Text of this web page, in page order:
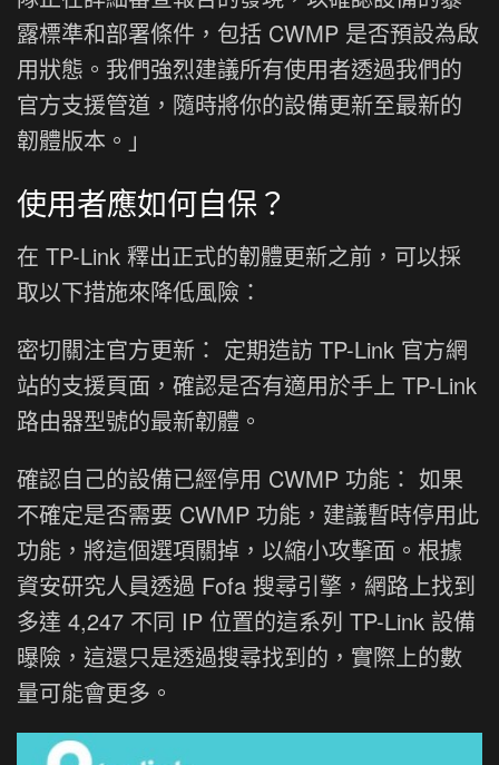
露標準和部署條件，包括 CWMP 是否預設為啟
用狀態。我們強烈建議所有使用者透過我們的
官方支援管道，隨時將你的設備更新至最新的
韌體版本。」
使用者應如何自保？
在 TP-Link 釋出正式的韌體更新之前，可以採
取以下措施來降低風險：
密切關注官方更新： 定期造訪 TP-Link 官方網
站的支援頁面，確認是否有適用於手上 TP-Link
路由器型號的最新韌體。
確認自己的設備已經停用 CWMP 功能： 如果
不確定是否需要 CWMP 功能，建議暫時停用此
功能，將這個選項關掉，以縮小攻擊面。根據
資安研究人員透過 Fofa 搜尋引擎，網路上找到
多達 4,247 不同 IP 位置的這系列 TP-Link 設備
曝險，這還只是透過搜尋找到的，實際上的數
量可能會更多。